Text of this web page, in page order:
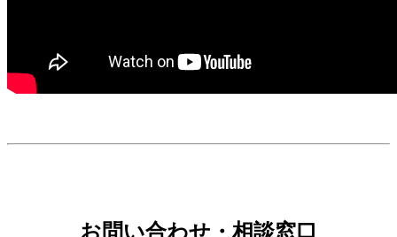
お問い合わせ・相談窓口